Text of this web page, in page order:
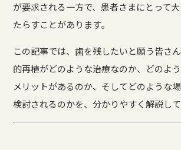
が要求される一方で、患者さまにとって
たらすことがあります。
この記事では、歯を残したいと願う皆さ
的再植がどのような治療なのか、どのよ
メリットがあるのか、そしてどのような
検討されるのかを、分かりやすく解説して